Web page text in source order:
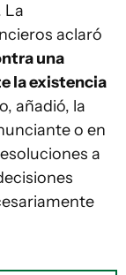
La
aclaró
una
la existencia
añadió, la
o en
a